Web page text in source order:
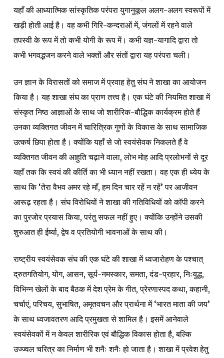
यहाँ की आध्यात्मिक सांस्कृतिक परंपरा युगानुकूल अलग-अलग स्वरूपों में
खड़ी होती आई है। वह कभी गिरि-कन्दराओं में, जंगलों में रहने वाले
तपस्वी के रूप में तो कभी योगी के रूप में। कभी यज्ञ-यागादि द्वारा तो
कभी भगवद्भजन करने वाले भक्तों और संतों द्वारा यह परंपरा चली।
उन ज्ञान के विरासतों को समाज में प्रवाह हेतु संघ ने शाखा का आयोजन
किया है। यह शाखा संघ का प्राण तत्त्व है। एक घंटे की नियमित शाखा में
संस्कृत निष्ठ आज्ञाओं के साथ जो शारीरिक-बौद्धिक कार्यक्रम होते हैं
उनका व्यक्तिगत जीवन में चारित्रिक गुणों के विकास के साथ सामाजिक
उत्कर्ष छिपा होता है। क्योंकि यहाँ से जो स्वयंसेवक निकलते हैं वे
व्यक्तिगत जीवन की आहुति चढ़ाने वाला, लोभ मोह आदि प्रलोभनों से दूर
यहाँ तक कि स्वयं की कीर्ति का भी ध्यान नहीं रखता। वह एक ही ध्येय के
साथ कि ‘तेरा वैभव अमर रहे माँ, हम दिन चार रहें न रहें’ पर आजीवन
आरूढ़ रहता है। संघ विरोधियों ने शाखा की गतिविधियों को कॉपी करने
का पुरजोर प्रयास किया, परंतु सफल नहीं हुए। क्योंकि उन्होंने उसकी
शुरुआत ही ईर्ष्या, द्वेष व प्रतियोगी भावनाओं के साथ की।
राष्ट्रीय स्वयंसेवक संघ की एक घंटे की शाखा में ध्वजारोहण के पश्चात्
द्रुतगतियोग, योग, आसन, सूर्य-नमस्कार, समता, दंड-प्रहार, निःयुद्ध,
विभिन्न खेलों के बाद बैठक में देश प्रेम के गीत, प्रेरणास्पद कथा, कहानी,
चर्चाएं, परिचय, सुभाषित, अमृतवचन और प्रार्थना में ‘भारत माता की जय’
के साथ ध्वजावतरण आदि प्रमुखता से शामिल है। इसमें आनेवाले
स्वयंसेवकों में न केवल शारीरिक एवं बौद्धिक विकास होता है, बल्कि
उज्ज्वल चरित्र का निर्माण भी शनैः शनैः हो जाता है। शाखा में प्रवेश हेतु